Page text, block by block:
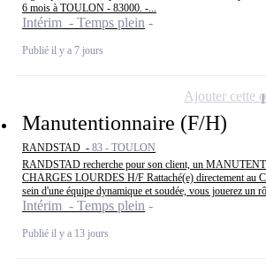
6 mois à TOULON - 83000. -...
Intérim - Temps plein
Publié il y a 7 jours
Manutentionnaire (F/H)
RANDSTAD - 83 - TOULON
RANDSTAD recherche pour son client, un
CHARGES LOURDES H/F Rattaché(e) directement au
sein d'une équipe dynamique et soudée, vous jouerez un
Intérim - Temps plein
Publié il y a 13 jours
Ajouter cette